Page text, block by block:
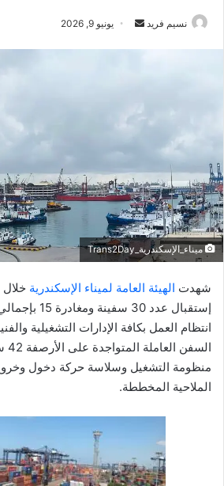
نسيم فريد
ا
إ
ل
ك
ت
و
ن
ي
ا
يونيو 9, 2026
ميناء_الإسكندرية_Trans2Day
شهدت الهيئة العامة لميناء الإسكندرية
انتظام العمل بكافة الإدارات التشغيلية
منظومة التشغيل وسلاسة حركة دخول
الملاحية المخططة.